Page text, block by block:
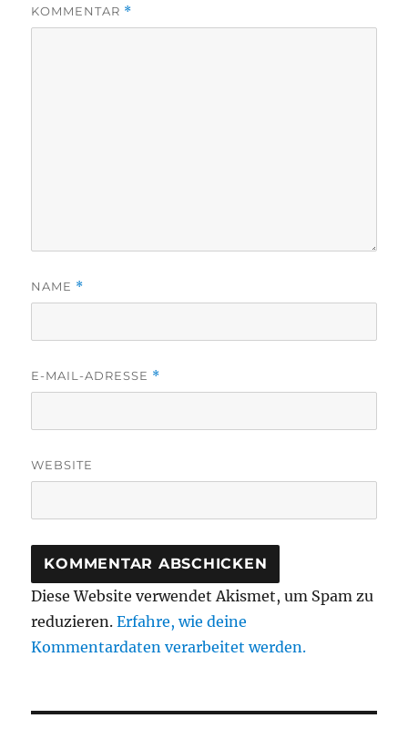
KOMMENTAR *
NAME *
E-MAIL-ADRESSE *
WEBSITE
Diese Website verwendet Akismet, um Spam zu
reduzieren.Erfahre, wie deine
Kommentardaten verarbeitet werden.